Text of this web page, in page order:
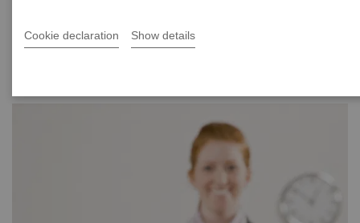
Cookie declaration Show details